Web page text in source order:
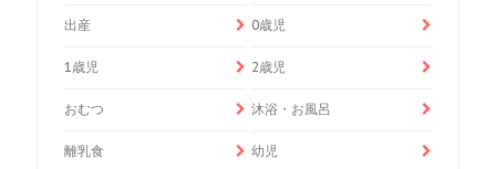
出産 0歳児
1歳児 2歳児
おむつ 沐浴・お風呂
離乳食 幼児